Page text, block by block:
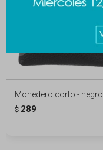
Monedero corto - negro
$ 289